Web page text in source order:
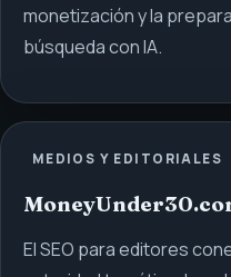
monetización y la
búsqueda con IA.
MEDIOS Y EDITORIALES
El SEO para editores